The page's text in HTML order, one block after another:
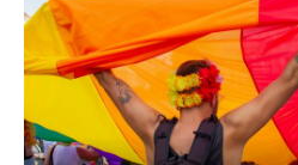
MÉGHOZZÁ
ÉDES